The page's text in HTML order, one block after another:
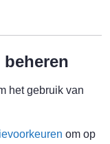
het gebruik van
om op